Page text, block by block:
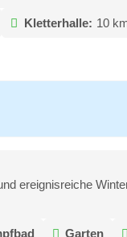
Kletterhalle: 10
ereignisreiche
Garten